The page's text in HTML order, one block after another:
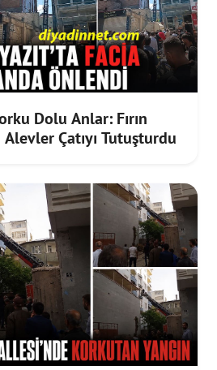
Dolu Anlar: Fırın
Alevler Çatıyı Tutuşturdu